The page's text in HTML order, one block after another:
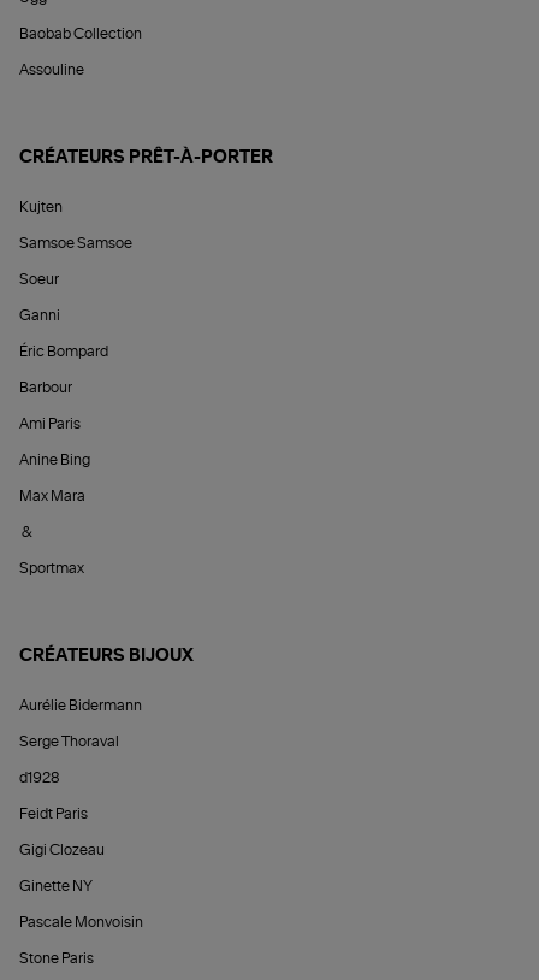
Baobab Collection
Assouline
CRÉATEURS PRÊT-À-PORTER
Kujten
Samsoe Samsoe
Soeur
Ganni
Éric Bompard
Barbour
Ami Paris
Anine Bing
Max Mara
&
Sportmax
CRÉATEURS BIJOUX
Aurélie Bidermann
Serge Thoraval
d1928
Feidt Paris
Gigi Clozeau
Ginette NY
Pascale Monvoisin
Stone Paris